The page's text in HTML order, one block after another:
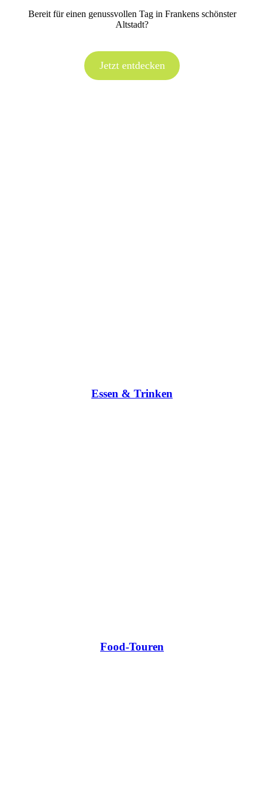
Bereit für einen genussvollen Tag in Frankens schönster
Altstadt?
Jetzt entdecken
Essen & Trinken
Food-Touren